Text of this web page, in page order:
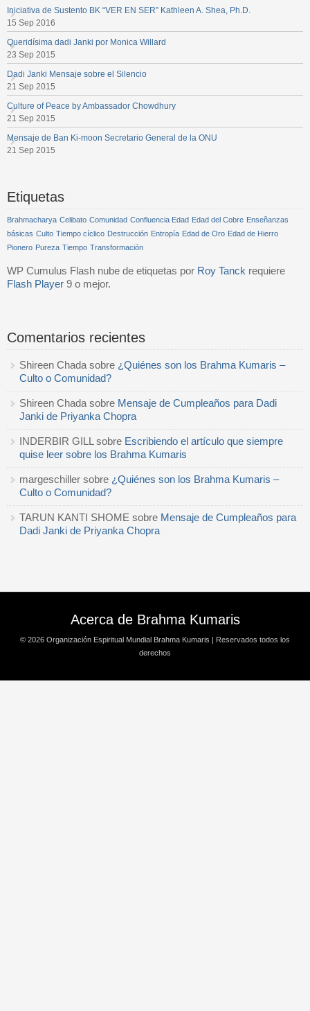
Iniciativa de Sustento BK “VER EN SER” Kathleen A. Shea, Ph.D.
15 Sep 2016
Queridísima dadi Janki por Monica Willard
23 Sep 2015
Dadi Janki Mensaje sobre el Silencio
21 Sep 2015
Culture of Peace by Ambassador Chowdhury
21 Sep 2015
Mensaje de Ban Ki-moon Secretario General de la ONU
21 Sep 2015
Etiquetas
Brahmacharya Celibato Comunidad Confluencia Edad Edad del Cobre Enseñanzas
básicas Culto Tiempo cíclico Destrucción Entropía Edad de Oro Edad de Hierro
Pionero Pureza Tiempo Transformación
WP Cumulus Flash nube de etiquetas por Roy Tanck requiere
Flash Player 9 o mejor.
Comentarios recientes
Shireen Chada sobre ¿Quiénes son los Brahma Kumaris –
Culto o Comunidad?
Shireen Chada sobre Mensaje de Cumpleaños para Dadi
Janki de Priyanka Chopra
INDERBIR GILL sobre Escribiendo el artículo que siempre
quise leer sobre los Brahma Kumaris
margeschiller sobre ¿Quiénes son los Brahma Kumaris –
Culto o Comunidad?
TARUN KANTI SHOME sobre Mensaje de Cumpleaños para
Dadi Janki de Priyanka Chopra
Acerca de Brahma Kumaris
© 2026 Organización Espiritual Mundial Brahma Kumaris | Reservados todos los
derechos